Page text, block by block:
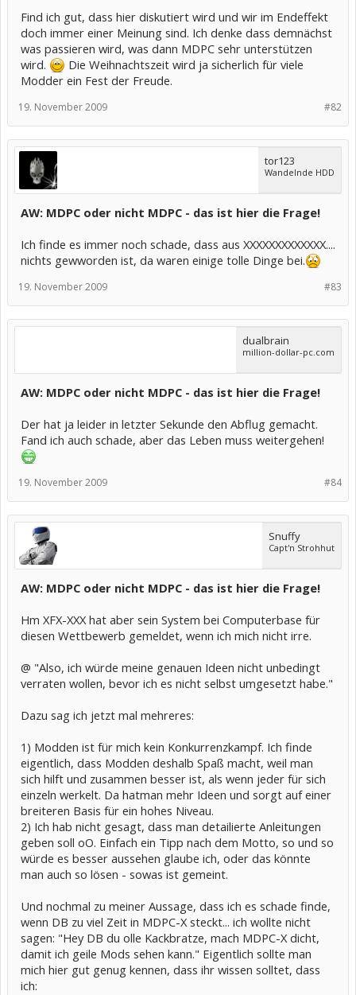
Find ich gut, dass hier diskutiert wird und wir im Endeffekt
doch immer einer Meinung sind. Ich denke dass demnächst
was passieren wird, was dann MDPC sehr unterstützen
wird.
Die Weihnachtszeit wird ja sicherlich für viele
Modder ein Fest der Freude.
#82
19. November 2009
tor123
Wandelnde HDD
AW: MDPC oder nicht MDPC - das ist hier die Frage!
Ich finde es immer noch schade, dass aus XXXXXXXXXXXXX....
nichts gewworden ist, da waren einige tolle Dinge bei.
#83
19. November 2009
dualbrain
million-dollar-pc.com
AW: MDPC oder nicht MDPC - das ist hier die Frage!
Der hat ja leider in letzter Sekunde den Abflug gemacht.
Fand ich auch schade, aber das Leben muss weitergehen!
#84
19. November 2009
Snuffy
Capt'n Strohhut
AW: MDPC oder nicht MDPC - das ist hier die Frage!
Hm XFX-XXX hat aber sein System bei Computerbase für
diesen Wettbewerb gemeldet, wenn ich mich nicht irre.
@ "Also, ich würde meine genauen Ideen nicht unbedingt
verraten wollen, bevor ich es nicht selbst umgesetzt habe."
Dazu sag ich jetzt mal mehreres:
1) Modden ist für mich kein Konkurrenzkampf. Ich finde
eigentlich, dass Modden deshalb Spaß macht, weil man
sich hilft und zusammen besser ist, als wenn jeder für sich
einzeln werkelt. Da hatman mehr Ideen und sorgt auf einer
breiteren Basis für ein hohes Niveau.
2) Ich hab nicht gesagt, dass man detailierte Anleitungen
geben soll oO. Einfach ein Tipp nach dem Motto, so und so
würde es besser aussehen glaube ich, oder das könnte
man auch so lösen - sowas ist gemeint.
Und nochmal zu meiner Aussage, dass ich es schade finde,
wenn DB zu viel Zeit in MDPC-X steckt... ich wollte nicht
sagen: "Hey DB du olle Kackbratze, mach MDPC-X dicht,
damit ich geile Mods sehen kann." Eigentlich sollte man
mich hier gut genug kennen, dass ihr wissen solltet, dass
ich: